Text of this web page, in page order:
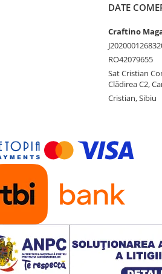
DATE
Craftino
RO42079655
Sat Cristian
Clădirea C2,
Cristian, Sibiu